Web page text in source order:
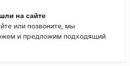
на сайте
или позвоните, мы
и предложим подходящий